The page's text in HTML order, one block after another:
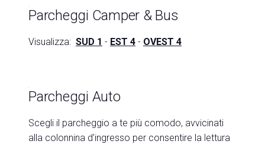
Parcheggi Camper & Bus
Visualizza: SUD 1 - EST 4 - OVEST 4
Parcheggi Auto
Scegli il parcheggio a te più comodo, avvicinati
alla colonnina d’ingresso per consentire la lettura